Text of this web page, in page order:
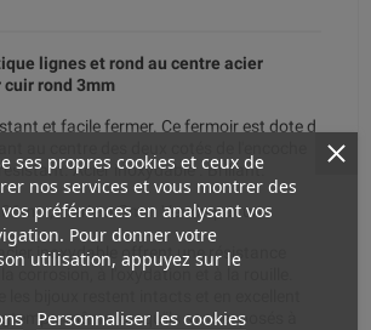
lignes et rond au centre acier
rond 3mm
et facile fermer. Ce fermoir est dote d
Acier inoxydable . Brillant.
3mm Vendu par un.
inoxydable offrent une résistance
la corrosion, à l'oxydation et à la rouille.
les bijoux restent intacts et en excellent
même lorsqu'ils sont exposés à
ses propres cookies et ceux de
nos services et vous montrer des
préférences en analysant vos
Pour donner votre
utilisation, appuyez sur le
Personnaliser les cookies